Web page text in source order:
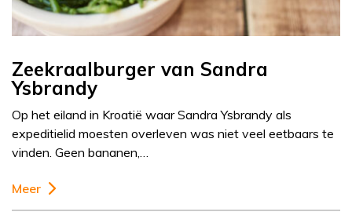
Zeekraalburger van Sandra
Ysbrandy
Op het eiland in Kroatië waar Sandra Ysbrandy als
expeditielid moesten overleven was niet veel eetbaars te
vinden. Geen bananen,…
Meer